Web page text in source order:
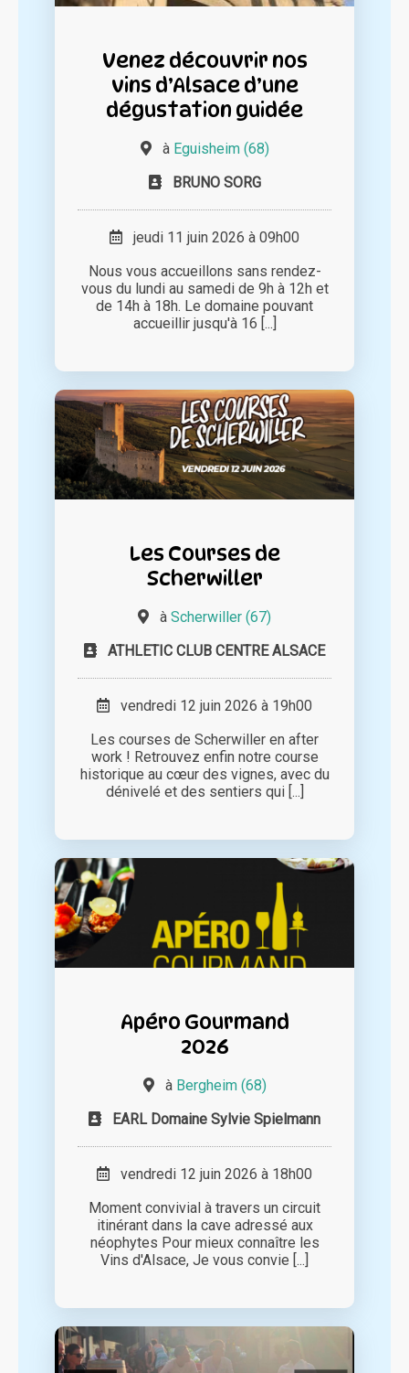
Venez découvrir nos
vins d’Alsace d’une
dégustation guidée
à Eguisheim (68)
BRUNO SORG
jeudi 11 juin 2026 à 09h00
Nous vous accueillons sans rendez-
vous du lundi au samedi de 9h à 12h et
de 14h à 18h. Le domaine pouvant
accueillir jusqu'à 16 [...]
Les Courses de
Scherwiller
à Scherwiller (67)
ATHLETIC CLUB CENTRE ALSACE
vendredi 12 juin 2026 à 19h00
Les courses de Scherwiller en after
work ! Retrouvez enfin notre course
historique au cœur des vignes, avec du
dénivelé et des sentiers qui [...]
Apéro Gourmand
2026
à Bergheim (68)
EARL Domaine Sylvie Spielmann
vendredi 12 juin 2026 à 18h00
Moment convivial à travers un circuit
itinérant dans la cave adressé aux
néophytes Pour mieux connaître les
Vins d'Alsace, Je vous convie [...]